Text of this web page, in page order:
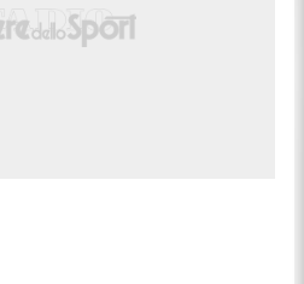
maledizione e che possano
è stata una sorpresa